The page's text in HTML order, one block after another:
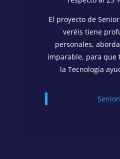
El proyecto de
veréis tiene
personales,
imparable, para que
la Tecnología